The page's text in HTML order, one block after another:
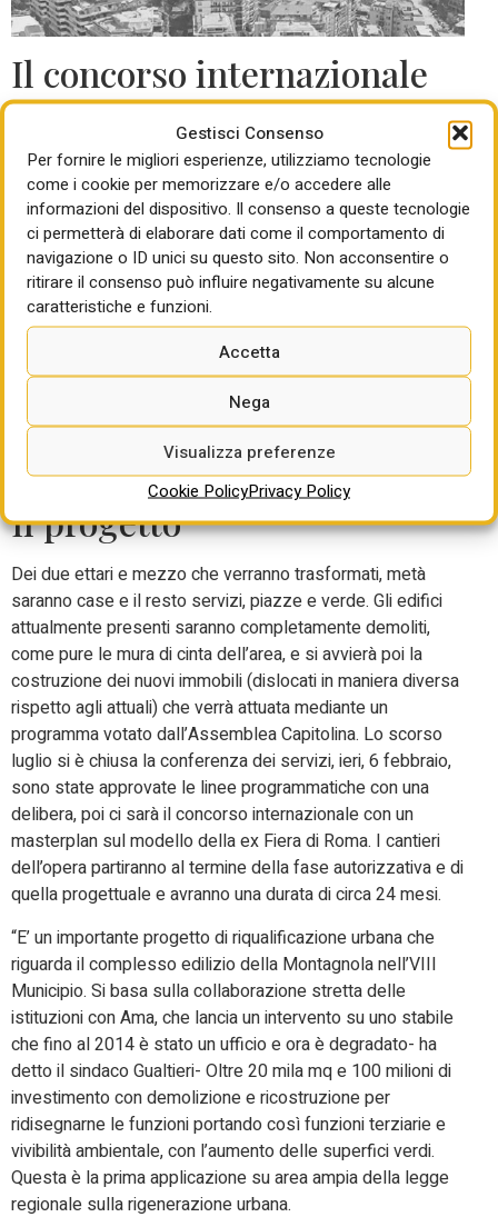
Gestisci Consenso
Per fornire le migliori esperienze, utilizziamo tecnologie
come i cookie per memorizzare e/o accedere alle
informazioni del dispositivo. Il consenso a queste tecnologie
ci permetterà di elaborare dati come il comportamento di
navigazione o ID unici su questo sito. Non acconsentire o
ritirare il consenso può influire negativamente su alcune
caratteristiche e funzioni.
Accetta
Nega
Visualizza preferenze
Cookie PolicyPrivacy Policy
Il concorso internazionale
Il progetto riguarderà un’area di 20.300 mq: il concorso
internazionale di progettazione sarà bandito dal Fondo
Ambiente (gestito da Dea Capital, di cui Ama è proprietario
al 100% e nel quale l’azienda ha conferito l’area da
valorizzare). Verrà scelto il masterplan con la proposta che
meglio interpreta i principi alla base della rigenerazione del
quadrante, fa sapere Roma Capitale: valorizzazione del
patrimonio di Ama spa, impatto positivo sul tessuto urbano
di riferimento e aumento delle dotazioni pubbliche e
miglioramento della qualità ambientale e architettonica
dello spazio insediato. L’intervento dovrà promuove le
tecniche di bioedilizia più avanzate, assicurando i più
elevati livelli di efficienza energetica e lo sviluppo delle
fonti rinnovabili nel rispetto della normativa vigente.
Il progetto
Dei due ettari e mezzo che verranno trasformati, metà
saranno case e il resto servizi, piazze e verde. Gli edifici
attualmente presenti saranno completamente demoliti,
come pure le mura di cinta dell’area, e si avvierà poi la
costruzione dei nuovi immobili (dislocati in maniera diversa
rispetto agli attuali) che verrà attuata mediante un
programma votato dall’Assemblea Capitolina. Lo scorso
luglio si è chiusa la conferenza dei servizi, ieri, 6 febbraio,
sono state approvate le linee programmatiche con una
delibera, poi ci sarà il concorso internazionale con un
masterplan sul modello della ex Fiera di Roma. I cantieri
dell’opera partiranno al termine della fase autorizzativa e di
quella progettuale e avranno una durata di circa 24 mesi.
“E’ un importante progetto di riqualificazione urbana che
riguarda il complesso edilizio della Montagnola nell’VIII
Municipio. Si basa sulla collaborazione stretta delle
istituzioni con Ama, che lancia un intervento su uno stabile
che fino al 2014 è stato un ufficio e ora è degradato- ha
detto il sindaco Gualtieri- Oltre 20 mila mq e 100 milioni di
investimento con demolizione e ricostruzione per
ridisegnarne le funzioni portando così funzioni terziarie e
vivibilità ambientale, con l’aumento delle superfici verdi.
Questa è la prima applicazione su area ampia della legge
regionale sulla rigenerazione urbana.